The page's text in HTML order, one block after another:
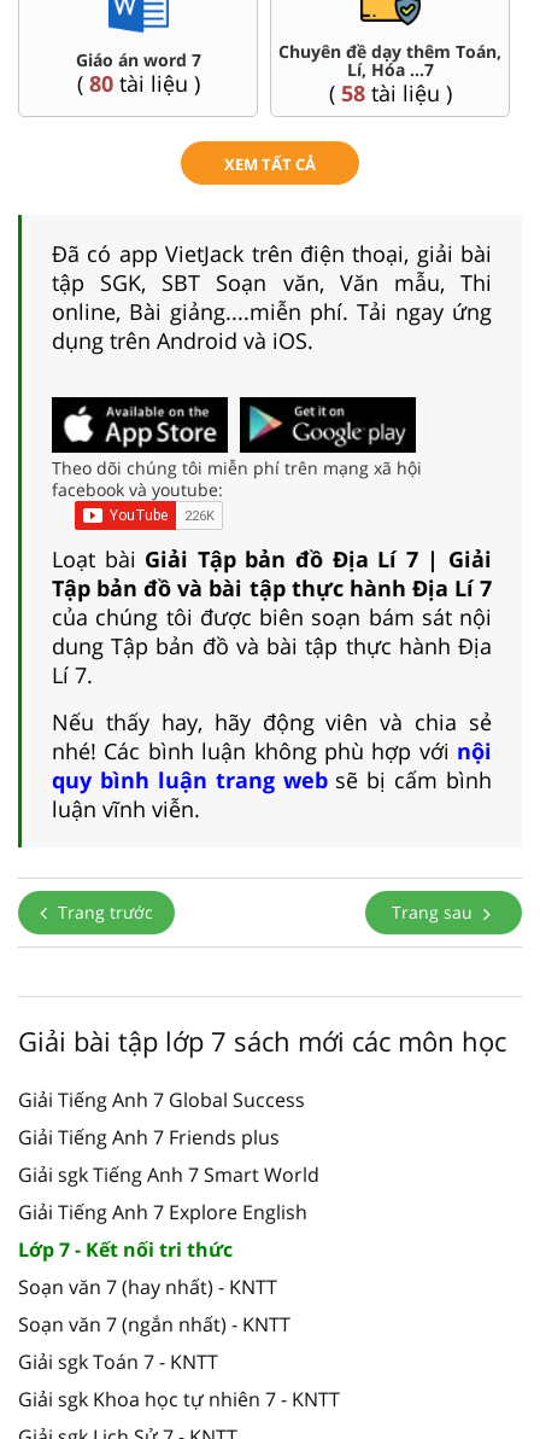
Giáo án word 7
( 80tài liệu )
Chuyên đề dạy thêm Toán,
Lí, Hóa ...7
( 58tài liệu )
XEM TẤT CẢ
Đã có app VietJack trên điện thoại, giải bài
tập SGK, SBT Soạn văn, Văn mẫu, Thi
online, Bài giảng....miễn phí. Tải ngay ứng
dụng trên Android và iOS.
Theo dõi chúng tôi miễn phí trên mạng xã hội
facebook và youtube:
Loạt bài Giải Tập bản đồ Địa Lí 7 | Giải
Tập bản đồ và bài tập thực hành Địa Lí 7
của chúng tôi được biên soạn bám sát nội
dung Tập bản đồ và bài tập thực hành Địa
Lí 7.
Nếu thấy hay, hãy động viên và chia sẻ
nhé! Các bình luận không phù hợp với nội
quy bình luận trang websẽ bị cấm bình
luận vĩnh viễn.
Trang trước Trang sau
Giải bài tập lớp 7 sách mới các môn học
Giải Tiếng Anh 7 Global Success
Giải Tiếng Anh 7 Friends plus
Giải sgk Tiếng Anh 7 Smart World
Giải Tiếng Anh 7 Explore English
Lớp 7 - Kết nối tri thức
Soạn văn 7 (hay nhất) - KNTT
Soạn văn 7 (ngắn nhất) - KNTT
Giải sgk Toán 7 - KNTT
Giải sgk Khoa học tự nhiên 7 - KNTT